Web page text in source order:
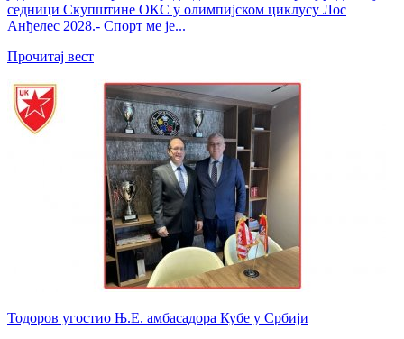
седници Скупштине ОКС у олимпијском циклусу Лос
Анђелес 2028.- Спорт ме је...
Прочитај вест
Тодоров угостио Њ.Е. амбасадора Кубе у Србији